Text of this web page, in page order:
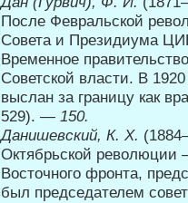
После Февральской
Совета и Президиума
Временное
Советской вла­сти. В
выслан за границу как
529). — 150.
Данишевский, К. X.
Октябрьской революции
Восточного фронта,
был председателем